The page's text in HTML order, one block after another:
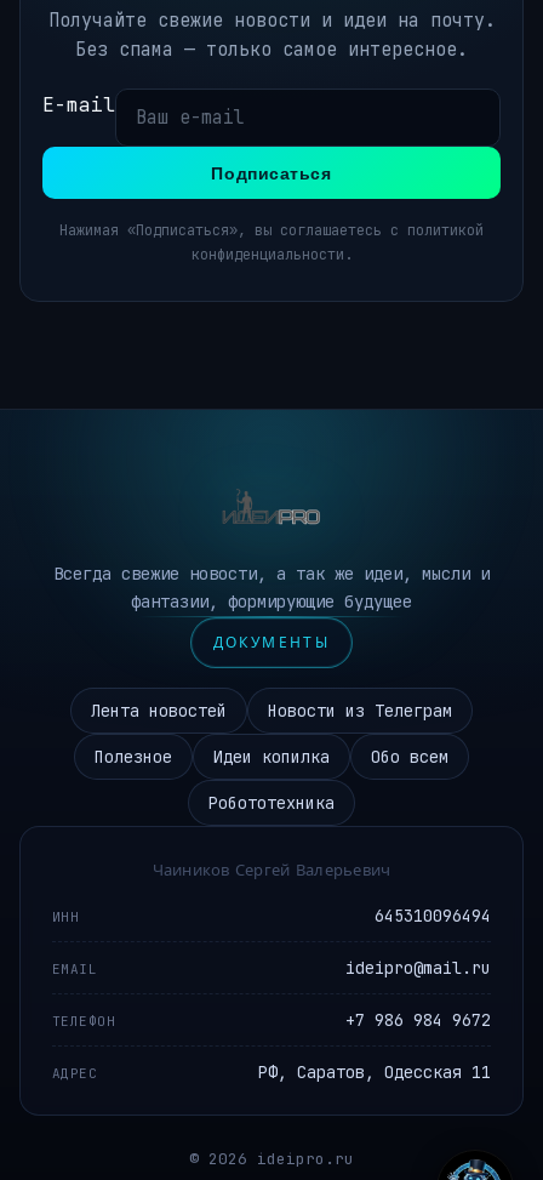
Получайте свежие новости и идеи на почту.
Без спама — только самое интересное.
E-mail
Подписаться
Нажимая «Подписаться», вы соглашаетесь с политикой
конфиденциальности.
Всегда свежие новости, а так же идеи, мысли и
фантазии, формирующие будущее
ДОКУМЕНТЫ
Лента новостей Новости из Телеграм
Полезное Идеи копилка Обо всем
Робототехника
Чаиников Сергей Валерьевич
ИНН 645310096494
EMAIL ideipro@mail.ru
ТЕЛЕФОН +7 986 984 9672
АДРЕС РФ, Саратов, Одесская 11
© 2026 ideipro.ru